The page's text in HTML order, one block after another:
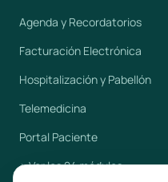
Agenda y Recordatorios
Facturación Electrónica
Hospitalización y Pabellón
Telemedicina
Portal Paciente
› Ver los 24 módulos